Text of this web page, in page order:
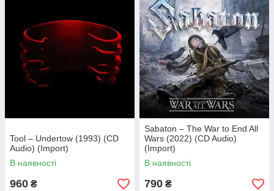
Tool – Undertow (1993) (CD
Audio) (Import)
В наявності
960 ₴
Sabaton – The War to End All
Wars (2022) (CD Audio)
(Import)
В наявності
790 ₴